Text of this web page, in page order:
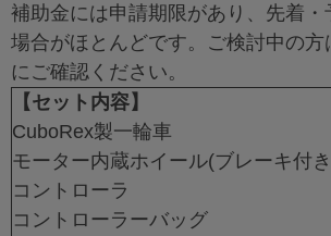
補助金には申請期限があり、先着・
場合がほとんどです。ご検討中の方
にご確認ください。
【セット内容】
CuboRex製一輪車
モーター内蔵ホイール(ブレーキ付
コントローラ
コントローラーバッグ